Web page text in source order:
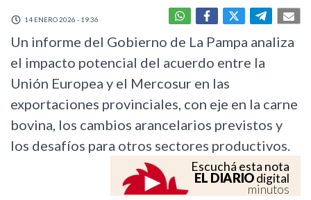
14 ENERO 2026 - 19:36
Un informe del Gobierno de La Pampa analiza
el impacto potencial del acuerdo entre la
Unión Europea y el Mercosur en las
exportaciones provinciales, con eje en la carne
bovina, los cambios arancelarios previstos y
los desafíos para otros sectores productivos.
Escuchá esta nota
EL DIARIOdigital
minutos